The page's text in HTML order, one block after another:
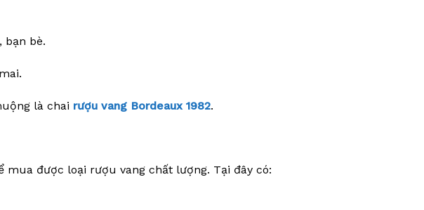
bạn bè.
là chai rượu vang Bordeaux 1982.
được loại rượu vang chất lượng. Tại đây có: